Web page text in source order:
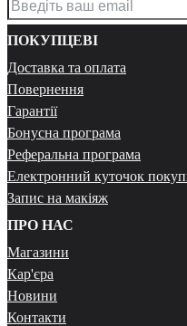
ПОКУПЦЕВІ
Доставка та оплата
Повернення
Гарантії
Бонусна програма
Реферальна програма
Електронний куточок
Запис на макіяж
ПРО НАС
Магазини
Кар'єра
Новини
Контакти